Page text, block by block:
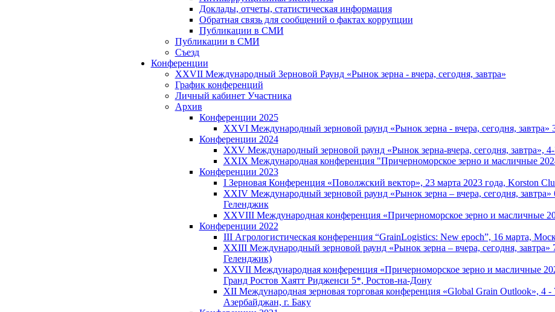
Доклады, отчеты, статистическая информация
Обратная связь для сообщений о фактах коррупции
Публикации в СМИ
Публикации в СМИ
Съезд
Конференции
XXVII Международный Зерновой Раунд «Рынок зерна - вчера, сегодня, завтра»
График конференций
Личный кабинет Участника
Архив
Конференции 2025
XXVI Международный зерновой раунд «Рынок зерна - вчера, сегодня, завтра»
Конференции 2024
XXV Международный зерновой раунд «Рынок зерна-вчера, сегодня, завтра»,
XXIX Международная конференция "Причерноморское зерно и масличные
Конференции 2023
I Зерновая Конференция «Поволжский вектор», 23 марта 2023 года, Korston
XXIV Международный зерновой раунд «Рынок зерна – вчера, сегодня, завтра»
Геленджик
XXVIII Международная конференция «Причерноморское зерно и масличные
Конференции 2022
III Агрологистическая конференция “GrainLogistics: New epoch”, 16 марта,
XXIII Международный зерновой раунд «Рынок зерна – вчера, сегодня, завтра»
Геленджик)
XXVII Международная конференция «Причерноморское зерно и масличные
Гранд Ростов Хаятт Ридженси 5*, Ростов-на-Дону
XII Международная зерновая торговая конференция «Global Grain Outlook», 4 -
Азербайджан, г. Баку